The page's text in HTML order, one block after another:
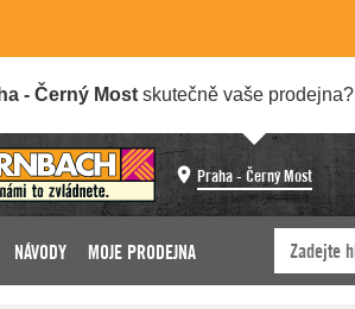
- Černý Most skutečně vaše prodejna?
Praha - Černý Most
NÁVODY MOJE PRODEJNA